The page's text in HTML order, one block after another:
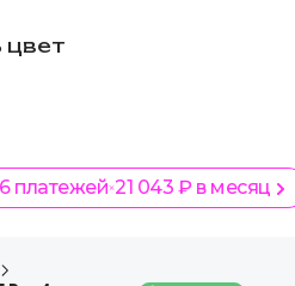
цвет
платежей 21 043 ₽ в месяц